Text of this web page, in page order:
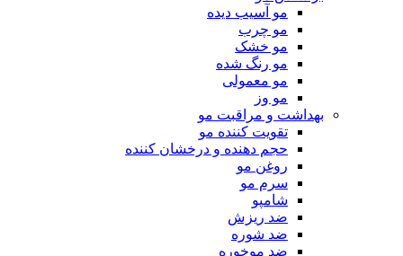
مو آسیب دیده
مو چرب
مو خشک
مو رنگ شده
مو معمولی
مو وز
بهداشت و مراقبت مو
تقویت کننده مو
حجم دهنده و درخشان کننده
روغن مو
سرم مو
شامپو
ضد ریزش
ضد شوره
ضد موخوره